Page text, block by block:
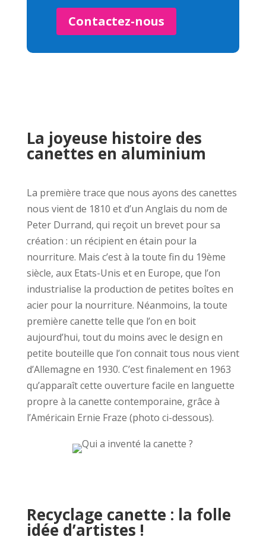
Contactez-nous
La joyeuse histoire des
canettes en aluminium
La première trace que nous ayons des canettes
nous vient de 1810 et d’un Anglais du nom de
Peter Durrand, qui reçoit un brevet pour sa
création : un récipient en étain pour la
nourriture. Mais c’est à la toute fin du 19ème
siècle, aux Etats-Unis et en Europe, que l’on
industrialise la production de petites boîtes en
acier pour la nourriture. Néanmoins, la toute
première canette telle que l’on en boit
aujourd’hui, tout du moins avec le design en
petite bouteille que l’on connait tous nous vient
d’Allemagne en 1930. C’est finalement en 1963
qu’apparaît cette ouverture facile en languette
propre à la canette contemporaine, grâce à
l’Américain Ernie Fraze (photo ci-dessous).
Recyclage canette : la folle
idée d’artistes !